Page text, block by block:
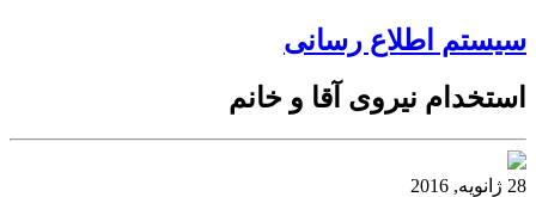
سیستم اطلاع رسانی
استخدام نیروی آقا و خانم
28 ژانویه, 2016